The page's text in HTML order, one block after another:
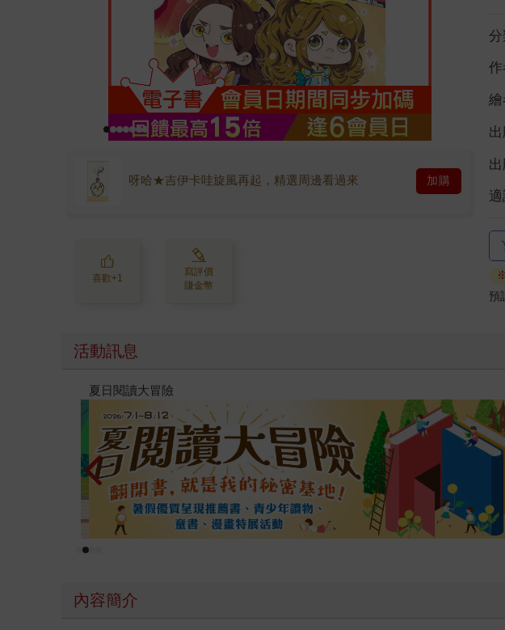
呀哈★吉伊卡哇旋風再起，精選周邊看過來 加購
喜歡+1
寫評價
賺金幣
分
作
繪
出
出
適
預
活動訊息
高功能倖存者：如果不「有用」，我還值得被愛嗎？（限量作者親簽版）
內容簡介